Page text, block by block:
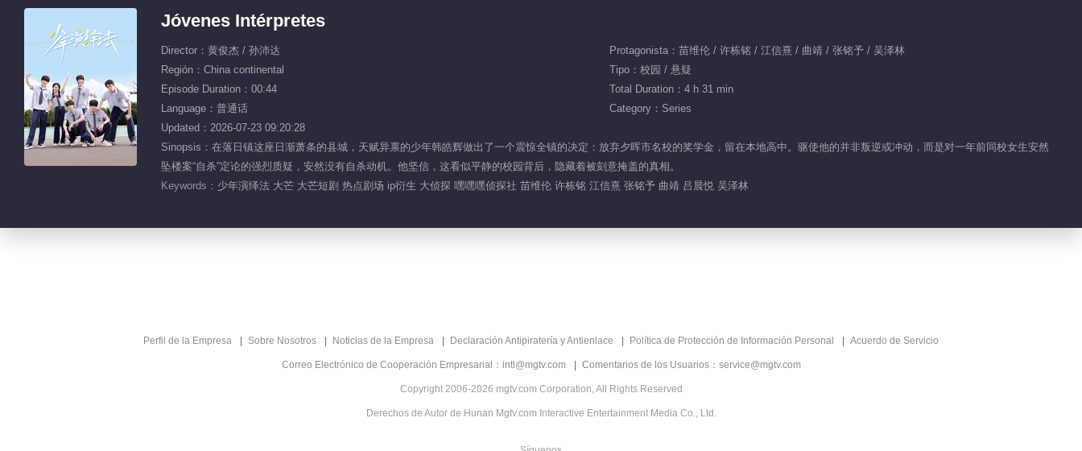
Jóvenes Intérpretes
Jóvenes Intérpretes
Director：黄俊杰 / 孙沛达
Protagonista：苗维伦 / 许栋铭 / 江信熹 / 曲靖 / 张铭予 / 吴泽林
Región：China continental
Tipo：校园 / 悬疑
Episode Duration：00:44
Total Duration：4 h 31 min
Language：普通话
Category：Series
Updated：2026-07-23 09:20:28
Sinopsis：在落日镇这座日渐萧条的县城，天赋异禀的少年韩皓辉做出了一个震惊全镇的决定：放弃夕晖市名校的奖学金，留在本地高中。驱使他的并非叛逆或冲动，而是对一年前同校女生安然
坠楼案“自杀”定论的强烈质疑，安然没有自杀动机。他坚信，这看似平静的校园背后，隐藏着被刻意掩盖的真相。
Keywords： 少年演绎法 大芒 大芒短剧 热点剧场 ip衍生 大侦探 嘿嘿嘿侦探社 苗维伦 许栋铭 江信熹 张铭予 曲靖 吕晨悦 吴泽林
Perfil de la Empresa Sobre Nosotros Noticias de la Empresa Declaración Antipiratería y Antienlace Política de Protección de Información Personal Acuerdo de Servicio
Correo Electrónico de Cooperación Empresarial：intl@mgtv.com Comentarios de los Usuarios：service@mgtv.com
Copyright 2006-2026 mgtv.com Corporation, All Rights Reserved
Derechos de Autor de Hunan Mgtv.com Interactive Entertainment Media Co., Ltd.